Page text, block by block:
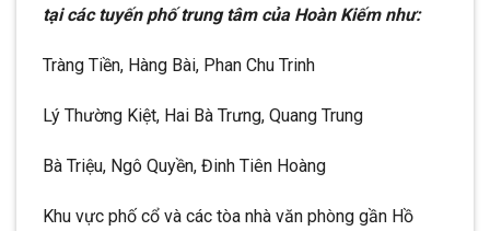
tại các tuyến phố trung tâm của Hoàn Kiếm như:
Tràng Tiền, Hàng Bài, Phan Chu Trinh
Lý Thường Kiệt, Hai Bà Trưng, Quang Trung
Bà Triệu, Ngô Quyền, Đinh Tiên Hoàng
Khu vực phố cổ và các tòa nhà văn phòng gần Hồ